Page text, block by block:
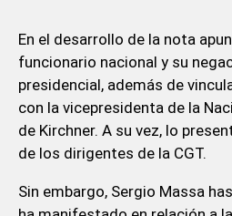
En el desarrollo de la nota
funcionario nacional y su
presidencial, además de
con la vicepresidenta de la
de Kirchner. A su vez, lo
de los dirigentes de la CGT.
Sin embargo, Sergio Massa